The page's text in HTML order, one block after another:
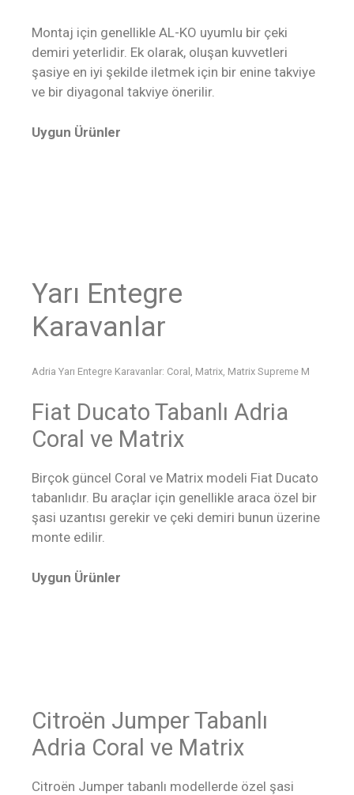
Montaj için genellikle AL-KO uyumlu bir çeki
demiri yeterlidir. Ek olarak, oluşan kuvvetleri
şasiye en iyi şekilde iletmek için bir enine takviye
ve bir diyagonal takviye önerilir.
Uygun Ürünler
Yarı Entegre
Karavanlar
Adria Yarı Entegre Karavanlar: Coral, Matrix, Matrix Supreme M
Fiat Ducato Tabanlı Adria
Coral ve Matrix
Birçok güncel Coral ve Matrix modeli Fiat Ducato
tabanlıdır. Bu araçlar için genellikle araca özel bir
şasi uzantısı gerekir ve çeki demiri bunun üzerine
monte edilir.
Uygun Ürünler
Citroën Jumper Tabanlı
Adria Coral ve Matrix
Citroën Jumper tabanlı modellerde özel şasi